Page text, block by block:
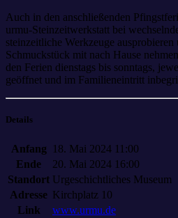
Auch in den anschließenden
urmu-Steinzeitwerkstatt bei
steinzeitliche Werkzeuge ausprobieren
Schmuckstück mit nach Hause
den Ferien dienstags bis sonntags,
geöffnet und im Familieneintritt
Details
Anfang
18. Mai 2024 11:00
Ende
20. Mai 2024 16:00
Standort Urgeschichtliches Museum
Adresse Kirchplatz 10
Link
www.urmu.de